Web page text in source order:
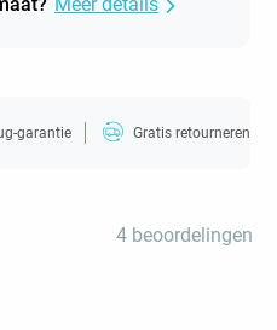
garantie Gratis retourneren
4 beoordelingen